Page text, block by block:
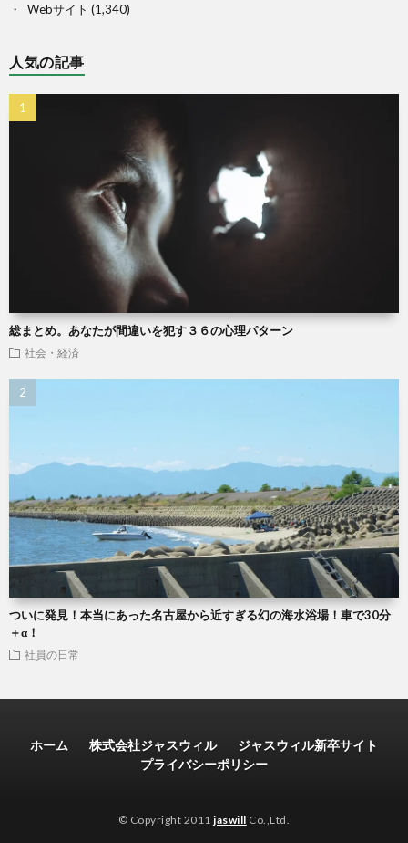
Webサイト (1,340)
人気の記事
総まとめ。あなたが間違いを犯す３６の心理パターン
社会・経済
ついに発見！本当にあった名古屋から近すぎる幻の海水浴場！車で30分
＋α！
社員の日常
ホーム 株式会社ジャスウィル
ジャスウィル新卒サイト
プライバシーポリシー
© Copyright 2011jaswill Co.,Ltd.